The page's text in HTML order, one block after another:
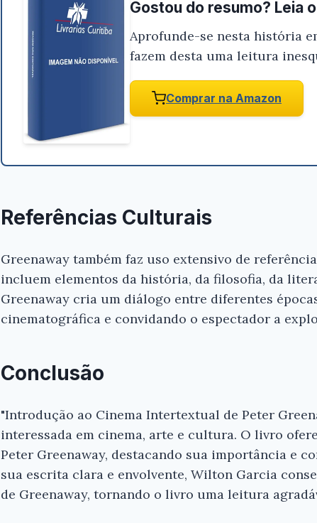
Gostou do resumo? Leia
Aprofunde-se nesta história
fazem desta uma leitura
Comprar na Amazon
Referências Culturais
Greenaway também faz uso extensivo de
incluem elementos da história, da filosofia, da
Greenaway cria um diálogo entre diferentes
cinematográfica e convidando o espectador a
Conclusão
"Introdução ao Cinema Intertextual de Peter
interessada em cinema, arte e cultura. O livro
Peter Greenaway, destacando sua importância e
sua escrita clara e envolvente, Wilton Garcia
de Greenaway, tornando o livro uma leitura